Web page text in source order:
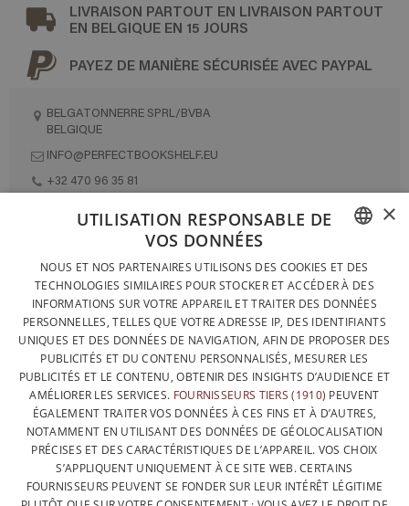
LIVRAISON PARTOUT EN LIVRAISON PARTOUT
EN BELGIQUE EN 15 JOURS
PAYEZ DE MANIÈRE SÉCURISÉE AVEC PAYPAL
BELGATONNERRE SPRL/BVBA
BELGIQUE
INFO@PERFECTBOOKSHELF.EU
+32 470 96 35 81
CONTACTEZ-NOUS
PROTECTION DES DONNÉES
CONDITIONS GÉNÉRALES DE VENTE
SITEMAP
FRENCH
DUTCH
ENGLISH
×
UTILISATION RESPONSABLE DE
VOS DONNÉES
NOUS ET NOS PARTENAIRES UTILISONS DES COOKIES ET DES
TECHNOLOGIES SIMILAIRES POUR STOCKER ET ACCÉDER À DES
INFORMATIONS SUR VOTRE APPAREIL ET TRAITER DES DONNÉES
PERSONNELLES, TELLES QUE VOTRE ADRESSE IP, DES IDENTIFIANTS
UNIQUES ET DES DONNÉES DE NAVIGATION, AFIN DE PROPOSER DES
PUBLICITÉS ET DU CONTENU PERSONNALISÉS, MESURER LES
PUBLICITÉS ET LE CONTENU, OBTENIR DES INSIGHTS D’AUDIENCE ET
AMÉLIORER LES SERVICES. FOURNISSEURS TIERS (1910) PEUVENT
ÉGALEMENT TRAITER VOS DONNÉES À CES FINS ET À D’AUTRES,
NOTAMMENT EN UTILISANT DES DONNÉES DE GÉOLOCALISATION
PRÉCISES ET DES CARACTÉRISTIQUES DE L’APPAREIL. VOS CHOIX
S’APPLIQUENT UNIQUEMENT À CE SITE WEB. CERTAINS
FOURNISSEURS PEUVENT SE FONDER SUR LEUR INTÉRÊT LÉGITIME